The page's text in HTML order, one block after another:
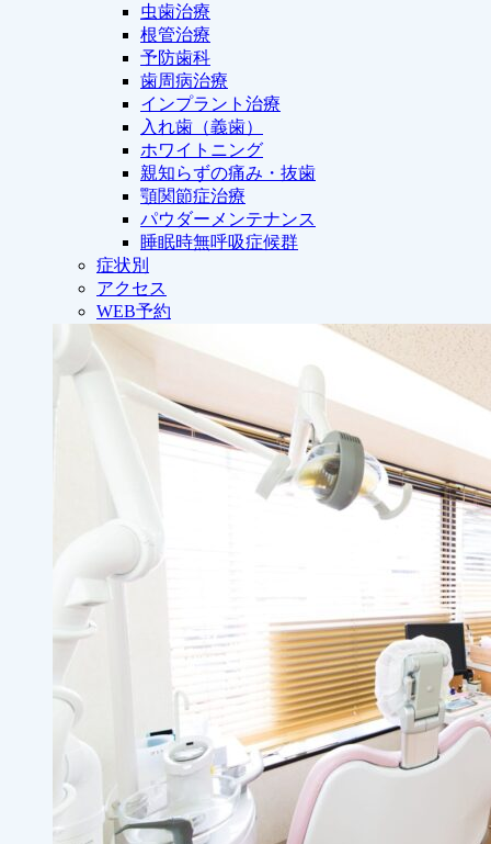
虫歯治療
根管治療
予防歯科
歯周病治療
インプラント治療
入れ歯（義歯）
ホワイトニング
親知らずの痛み・抜歯
顎関節症治療
パウダーメンテナンス
睡眠時無呼吸症候群
症状別
アクセス
WEB予約